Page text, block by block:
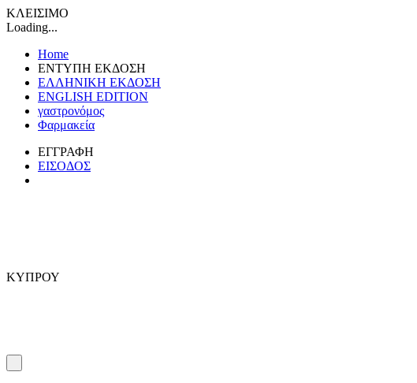
ΚΛΕΙΣΙΜΟ
Loading...
Home
ΕΝΤΥΠΗ ΕΚΔΟΣΗ
ΕΛΛΗΝΙΚΗ ΕΚΔΟΣΗ
ENGLISH EDITION
γαστρονόμος
Φαρμακεία
ΕΓΓΡΑΦΗ
ΕΙΣΟΔΟΣ
ΚΥΠΡΟΥ